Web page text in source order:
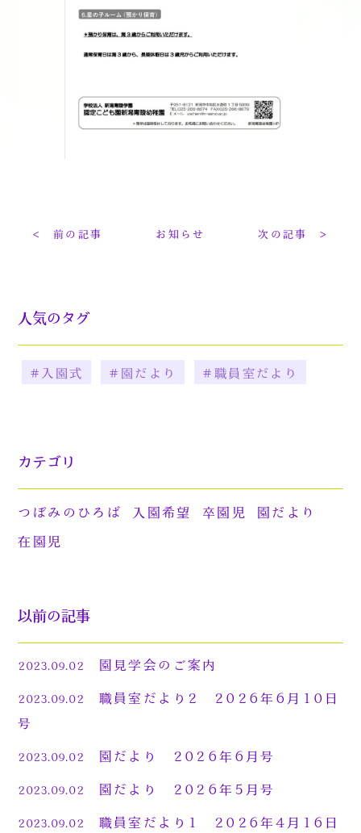
< 前の記事 お知らせ 次の記事 >
人気のタグ
#入園式 #園だより #職員室だより
カテゴリ
つぼみのひろば 入園希望 卒園児
園だより
在園児
以前の記事
2023.09.02 園見学会のご案内
2023.09.02
職員室だより2 2026年6月10日
号
2023.09.02 園だより 2026年6月号
2023.09.02 園だより 2026年5月号
2023.09.02
職員室だより1 2026年4月16日